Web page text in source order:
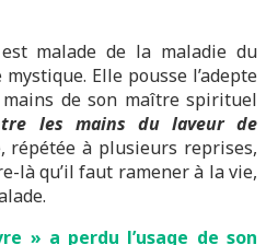
malade de la maladie du
Elle pousse l’adepte
mains de son maître spirituel
les mains du laveur de
répétée à plusieurs reprises,
là qu’il faut ramener à la vie,
» a perdu l’usage de son